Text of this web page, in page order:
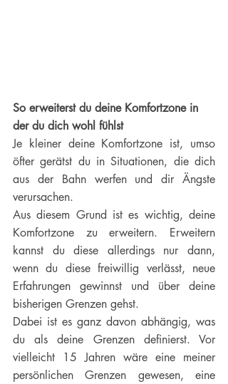
So erweiterst du deine Komfortzone in
der du dich wohl fühlst
Je kleiner deine Komfortzone ist, umso
öfter gerätst du in Situationen, die dich
aus der Bahn werfen und dir Ängste
verursachen.
Aus diesem Grund ist es wichtig, deine
Komfortzone zu erweitern. Erweitern
kannst du diese allerdings nur dann,
wenn du diese freiwillig verlässt, neue
Erfahrungen gewinnst und über deine
bisherigen Grenzen gehst.
Dabei ist es ganz davon abhängig, was
du als deine Grenzen definierst. Vor
vielleicht 15 Jahren wäre eine meiner
persönlichen Grenzen gewesen, eine